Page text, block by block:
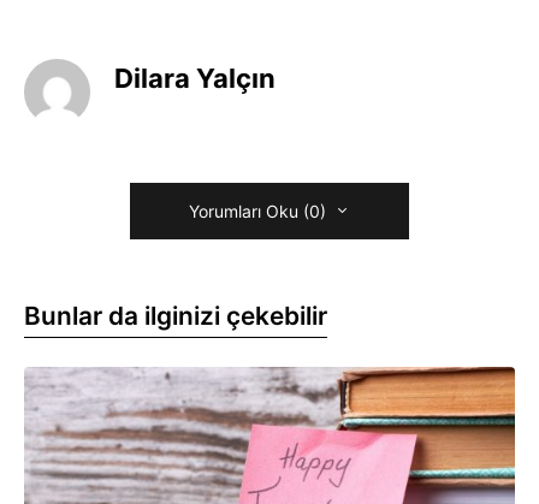
Dilara Yalçın
Yorumları Oku (0)
Bunlar da ilginizi çekebilir